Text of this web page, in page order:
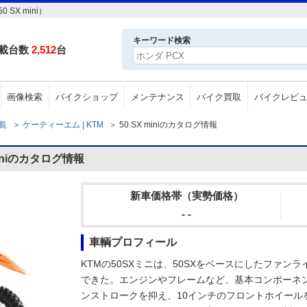
SX mini）
台数 2,512台
キーワード検索
画像検索 バイクショップ メンテナンス バイク買取 バイクレビ
＞ ケーティーエム | KTM ＞ 50 SX miniのカタログ情報
のカタログ情報
新車価格帯（実勢価格）
- -
車輌プロフィール
KTMの50SXミニは、50SXをベースにしたファン
できた。エンジンやフレームなど、基本コンポー
ンストロークを抑え、10インチのフロントホイー